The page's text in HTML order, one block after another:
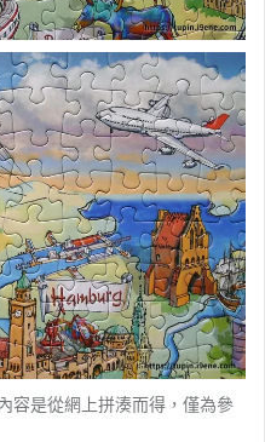
容是從網上拼湊而得，僅為參